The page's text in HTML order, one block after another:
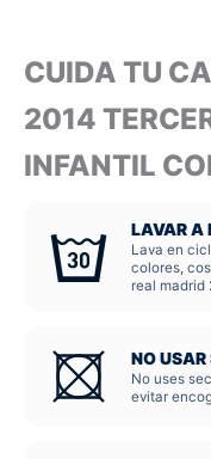
CUIDA TU
2014
INFANTIL
LAVAR A
Lava en
colores,
real madrid
NO
No uses
evitar